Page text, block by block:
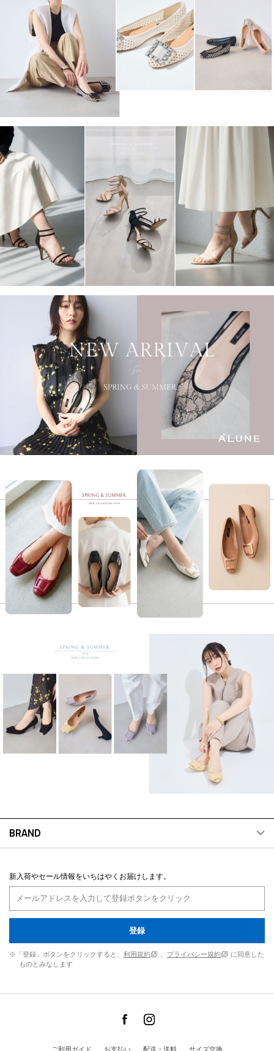
BRAND
新入荷やセール情報をいちはやくお届けします。
登録
※「登録」ボタンをクリックすると、 利用規約 プライバシー規約
に同意した
ものとみなします
ご利用ガイド お支払い 配送・送料 サイズ交換